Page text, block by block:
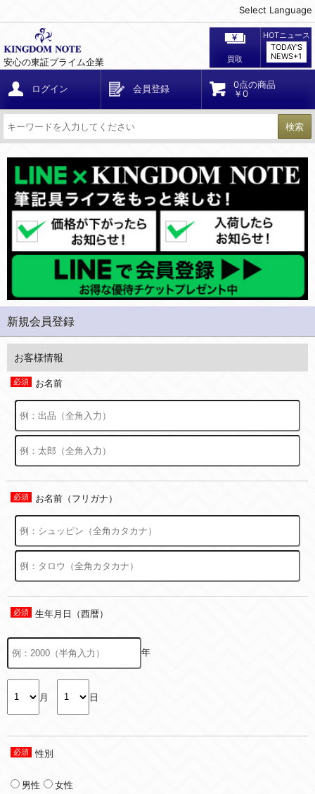
Select Language
安心の東証プライム企業 買取
HOTニュース
TODAY'S
NEWS+1
ログイン 会員登録
0点の商品
￥0
検索
新規会員登録
お客様情報
お名前
お名前（フリガナ）
生年月日（西暦）
年
月 日
性別
男性 女性